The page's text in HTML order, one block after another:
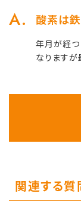
酸素は鉄
年月が経つ
なりますが
関連する